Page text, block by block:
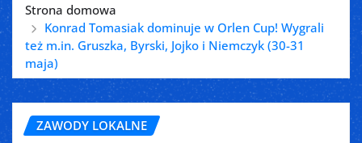
Strona domowa
Konrad Tomasiak dominuje w Orlen Cup! Wygrali
też m.in. Gruszka, Byrski, Jojko i Niemczyk (30-31
maja)
ZAWODY LOKALNE